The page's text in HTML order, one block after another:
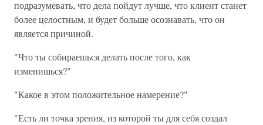
подразумевать, что дела пойдут лучше, что клиент станет
более целостным, и будет больше осознавать, что он
является причиной.
"Что ты собираешься делать после того, как
изменишься?"
"Какое в этом положительное намерение?"
"Есть ли точка зрения, из которой ты для себя создал